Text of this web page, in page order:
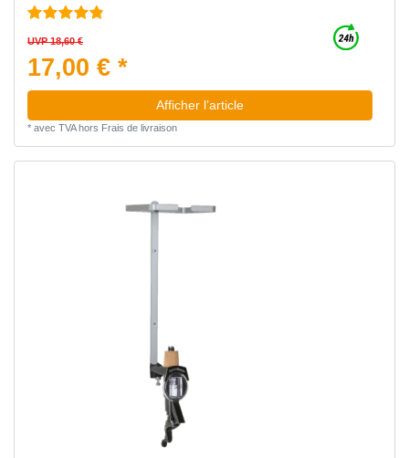
UVP 18,60 €
17,00 € *
Afficher l’article
* avec TVAhors Frais de livraison